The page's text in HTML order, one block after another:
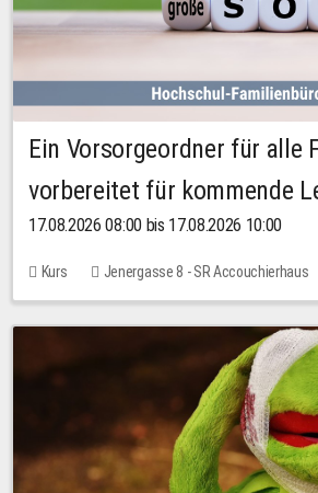
Ein Vorsorgeordner für alle
vorbereitet für kommende
17.08.2026 08:00 bis 17.08.2026 10:00
Kurs Jenergasse 8 - SR Accouchierhaus